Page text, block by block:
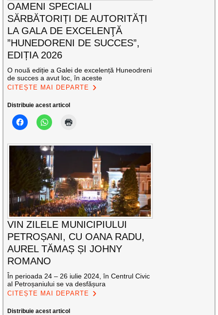
OAMENI SPECIALI
SĂRBĂTORIȚI DE AUTORITĂȚI
LA GALA DE EXCELENŢĂ
”HUNEDORENI DE SUCCES”,
EDIȚIA 2026
O nouă ediție a Galei de excelență Huneodreni
de succes a avut loc, în aceste
CITEȘTE MAI DEPARTE
Distribuie acest articol
VIN ZILELE MUNICIPIULUI
PETROȘANI, CU OANA RADU,
AUREL TĂMAȘ ȘI JOHNY
ROMANO
În perioada 24 – 26 iulie 2024, în Centrul Civic
al Petroșaniului se va desfășura
CITEȘTE MAI DEPARTE
Distribuie acest articol